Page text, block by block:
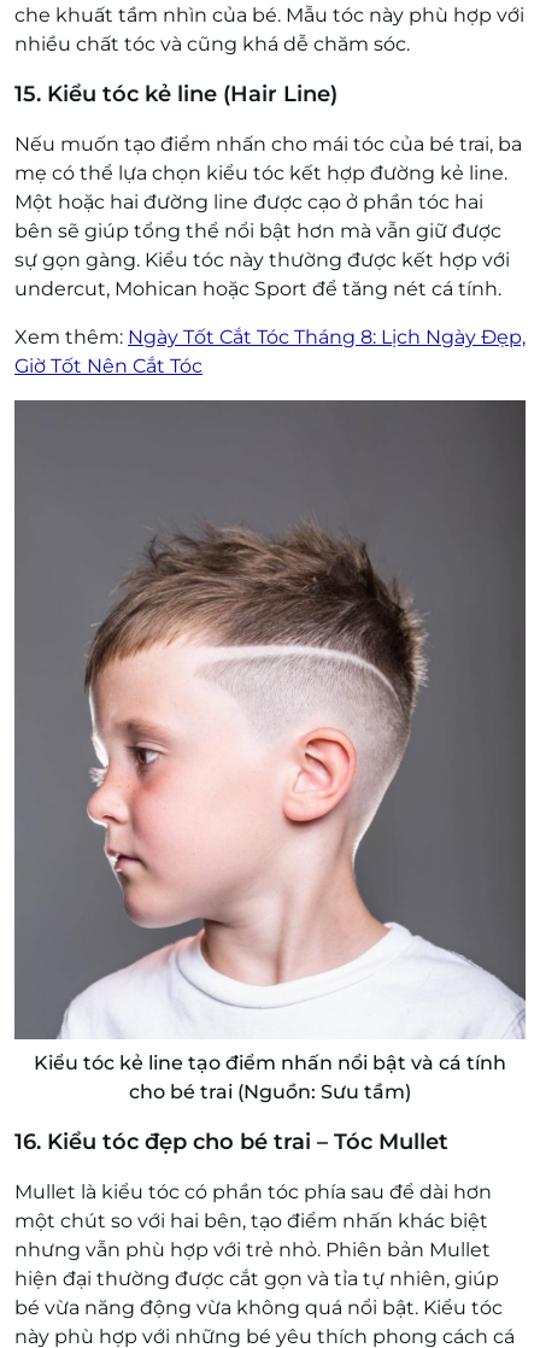
che khuất tầm nhìn của bé. Mẫu tóc này phù hợp với
nhiều chất tóc và cũng khá dễ chăm sóc.
15. Kiểu tóc kẻ line (Hair Line)
Nếu muốn tạo điểm nhấn cho mái tóc của bé trai, ba
mẹ có thể lựa chọn kiểu tóc kết hợp đường kẻ line.
Một hoặc hai đường line được cạo ở phần tóc hai
bên sẽ giúp tổng thể nổi bật hơn mà vẫn giữ được
sự gọn gàng. Kiểu tóc này thường được kết hợp với
undercut, Mohican hoặc Sport để tăng nét cá tính.
Xem thêm: Ngày Tốt Cắt Tóc Tháng 8: Lịch Ngày Đẹp,
Giờ Tốt Nên Cắt Tóc
Kiểu tóc kẻ line tạo điểm nhấn nổi bật và cá tính
cho bé trai (Nguồn: Sưu tầm)
16. Kiểu tóc đẹp cho bé trai – Tóc Mullet
Mullet là kiểu tóc có phần tóc phía sau để dài hơn
một chút so với hai bên, tạo điểm nhấn khác biệt
nhưng vẫn phù hợp với trẻ nhỏ. Phiên bản Mullet
hiện đại thường được cắt gọn và tỉa tự nhiên, giúp
bé vừa năng động vừa không quá nổi bật. Kiểu tóc
này phù hợp với những bé yêu thích phong cách cá